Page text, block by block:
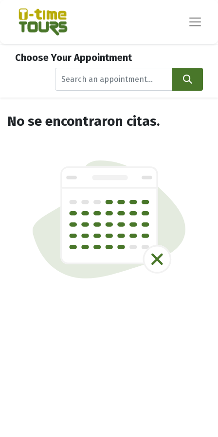
Choose Your Appointment
No se encontraron citas.